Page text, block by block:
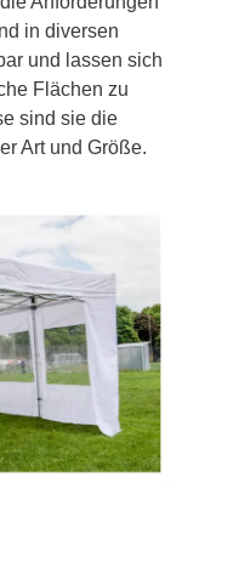
in diversen
und lassen sich
Flächen zu
sind sie die
Art und Größe.